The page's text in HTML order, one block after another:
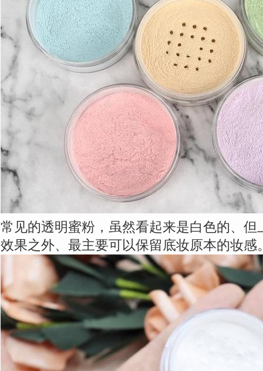
常见的透明蜜粉，虽然看起来是白色的、
效果之外、最主要可以保留底妆原本的妆感